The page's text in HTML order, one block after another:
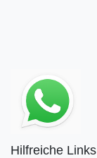
Hilfreiche Links